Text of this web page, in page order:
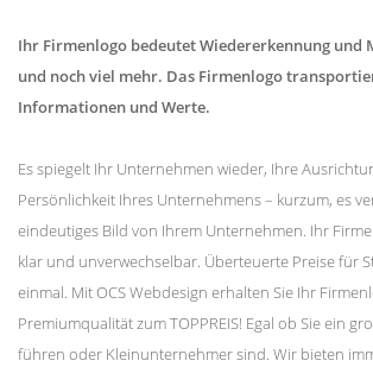
Ihr Firmenlogo bedeutet Wiedererkennung und
und noch viel mehr. Das Firmenlogo
Informationen und Werte.
Es spiegelt Ihr Unternehmen wieder, Ihre
Persönlichkeit Ihres Unternehmens – kurzum, es
eindeutiges Bild von Ihrem Unternehmen. Ihr
klar und unverwechselbar. Überteuerte Preise für
einmal. Mit OCS Webdesign erhalten Sie Ihr
Premiumqualität zum TOPPREIS! Egal ob Sie ein
führen oder Kleinunternehmer sind. Wir bieten